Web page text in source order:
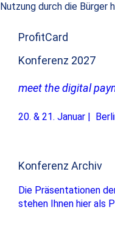
Nutzung durch die Bürger
ProfitCard
Konferenz 2027
meet the digital
20. & 21. Januar |
Konferenz Archiv
Die Präsentationen
stehen Ihnen hier als